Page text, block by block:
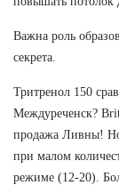
Важна роль
секрета.
Тритренол 150
Междуреченск?
продажа Ливны! Но
при малом
режиме (12-20).